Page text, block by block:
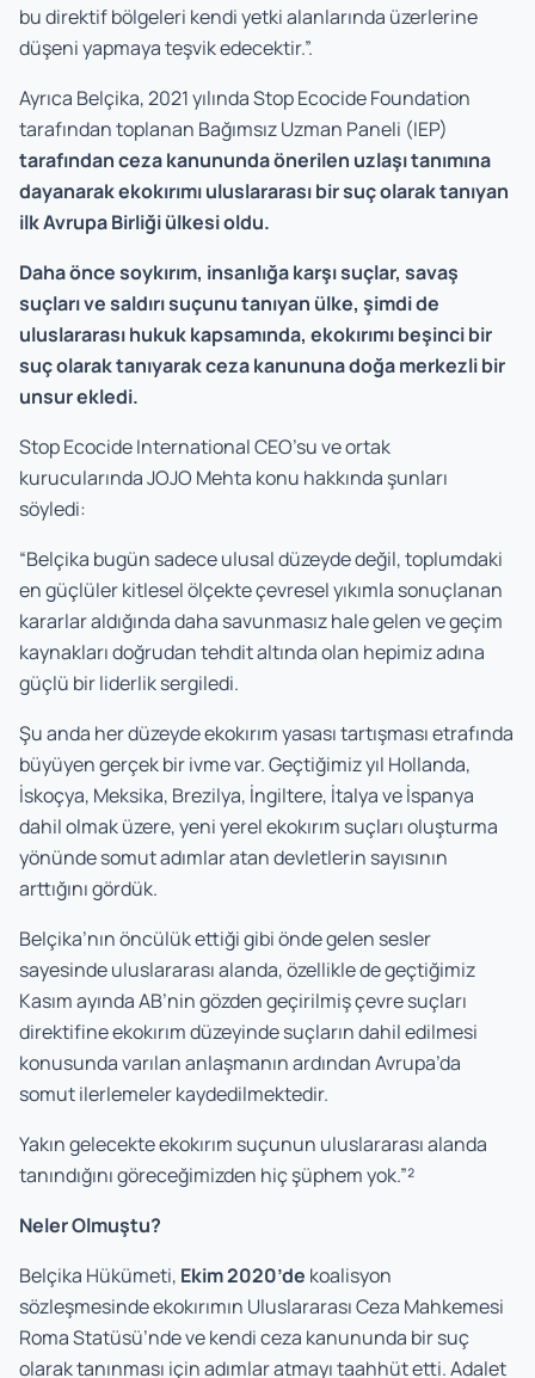
bu direktif bölgeleri kendi yetki alanlarında üzerlerine
düşeni yapmaya teşvik edecektir.”.
Ayrıca Belçika, 2021 yılında Stop Ecocide Foundation
tarafından toplanan Bağımsız Uzman Paneli (IEP)
tarafından ceza kanununda önerilen uzlaşı tanımına
dayanarak ekokırımı uluslararası bir suç olarak tanıyan
ilk Avrupa Birliği ülkesi oldu.
Daha önce soykırım, insanlığa karşı suçlar, savaş
suçları ve saldırı suçunu tanıyan ülke, şimdi de
uluslararası hukuk kapsamında, ekokırımı beşinci bir
suç olarak tanıyarak ceza kanununa doğa merkezli bir
unsur ekledi.
Stop Ecocide International CEO’su ve ortak
kurucularında JOJO Mehta konu hakkında şunları
söyledi:
“Belçika bugün sadece ulusal düzeyde değil, toplumdaki
en güçlüler kitlesel ölçekte çevresel yıkımla sonuçlanan
kararlar aldığında daha savunmasız hale gelen ve geçim
kaynakları doğrudan tehdit altında olan hepimiz adına
güçlü bir liderlik sergiledi.
Şu anda her düzeyde ekokırım yasası tartışması etrafında
büyüyen gerçek bir ivme var. Geçtiğimiz yıl Hollanda,
İskoçya, Meksika, Brezilya, İngiltere, İtalya ve İspanya
dahil olmak üzere, yeni yerel ekokırım suçları oluşturma
yönünde somut adımlar atan devletlerin sayısının
arttığını gördük.
Belçika’nın öncülük ettiği gibi önde gelen sesler
sayesinde uluslararası alanda, özellikle de geçtiğimiz
Kasım ayında AB’nin gözden geçirilmiş çevre suçları
direktifine ekokırım düzeyinde suçların dahil edilmesi
konusunda varılan anlaşmanın ardından Avrupa’da
somut ilerlemeler kaydedilmektedir.
Yakın gelecekte ekokırım suçunun uluslararası alanda
tanındığını göreceğimizden hiç şüphem yok.”²
Neler Olmuştu?
Belçika Hükümeti, Ekim 2020’de koalisyon
sözleşmesinde ekokırımın Uluslararası Ceza Mahkemesi
Roma Statüsü’nde ve kendi ceza kanununda bir suç
olarak tanınması için adımlar atmayı taahhüt etti. Adalet